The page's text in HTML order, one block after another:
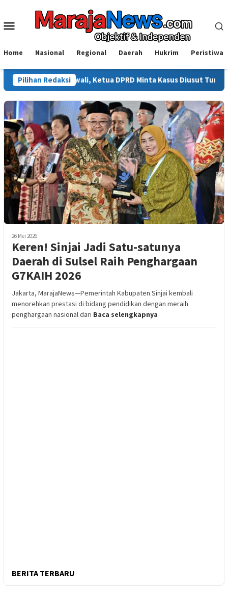
konten
Menu
Home Nasional Regional Daerah Hukrim Peristiwa
Pilihan Redaksi
Morowali, Ketua DPRD Minta Kasus Diusut Tuntas Isyal
26 Mei 2026
Keren! Sinjai Jadi Satu-satunya
Daerah di Sulsel Raih Penghargaan
G7KAIH 2026
Jakarta, MarajaNews—Pemerintah Kabupaten Sinjai kembali
menorehkan prestasi di bidang pendidikan dengan meraih
penghargaan nasional dari Baca selengkapnya
BERITA TERBARU